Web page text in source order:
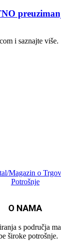
i saznajte više.
O NAMA
s područja
široke potrošnje.